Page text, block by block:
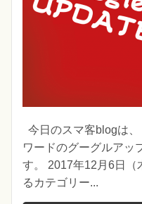
今日のスマ客blogは
ワードのグーグルアッ
す。 2017年12月6日（
るカテゴリー...